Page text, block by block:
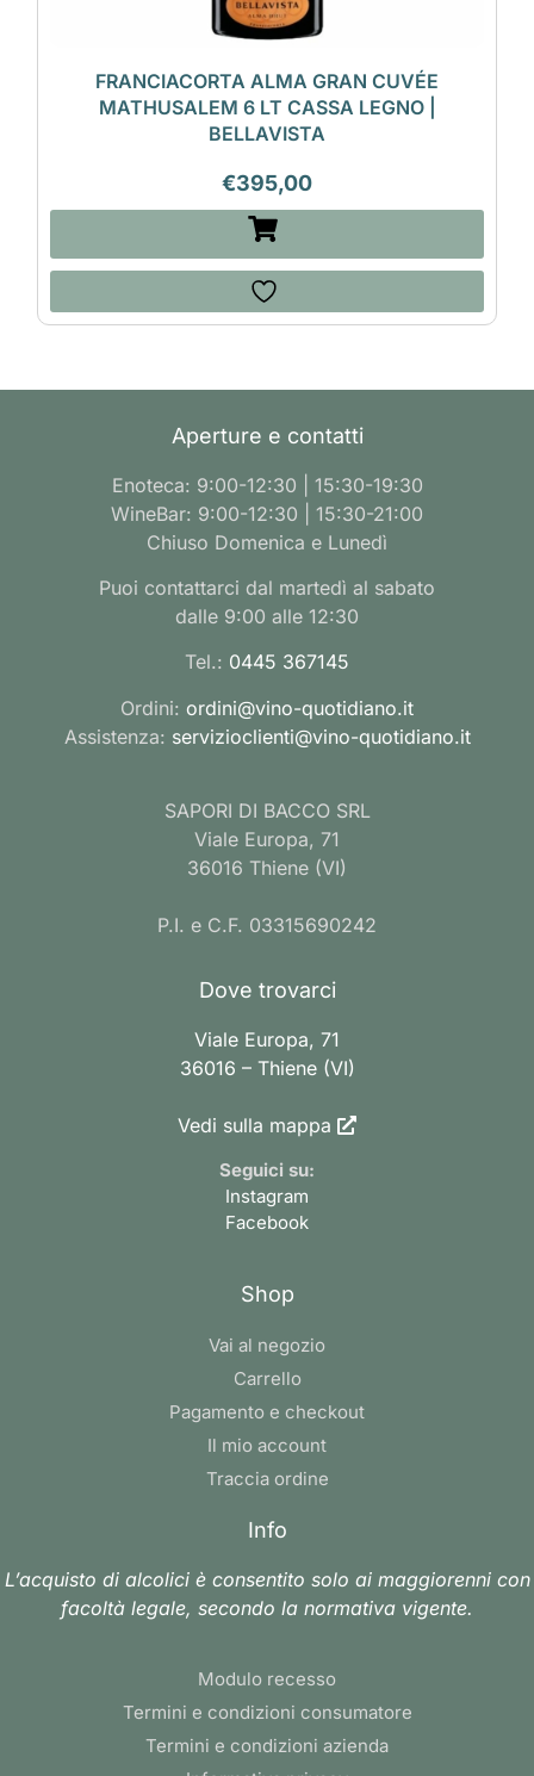
FRANCIACORTA ALMA GRAN CUVÉE
MATHUSALEM 6 LT CASSA LEGNO |
BELLAVISTA
€395,00
Aperture e contatti
Enoteca: 9:00-12:30 | 15:30-19:30
WineBar: 9:00-12:30 | 15:30-21:00
Chiuso Domenica e Lunedì
Puoi contattarci dal martedì al sabato
dalle 9:00 alle 12:30
Tel.: 0445 367145
Ordini: ordini@vino-quotidiano.it
Assistenza: servizioclienti@vino-quotidiano.it
SAPORI DI BACCO SRL
Viale Europa, 71
36016 Thiene (VI)
P.I. e C.F. 03315690242
Dove trovarci
Viale Europa, 71
36016 – Thiene (VI)
Vedi sulla mappa
Seguici su:
Instagram
Facebook
Shop
Vai al negozio
Carrello
Pagamento e checkout
Il mio account
Traccia ordine
Info
L’acquisto di alcolici è consentito solo ai maggiorenni con
facoltà legale, secondo la normativa vigente.
Modulo recesso
Termini e condizioni consumatore
Termini e condizioni azienda